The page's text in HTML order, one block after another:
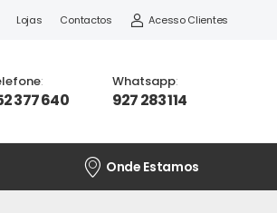
Lojas Contactos Acesso Clientes
:
377 640
Whatsapp:
927 283 114
Onde Estamos